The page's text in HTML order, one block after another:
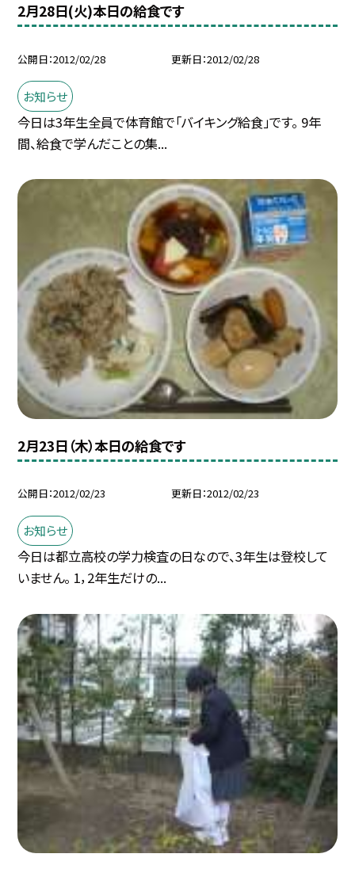
2月28日(火)本日の給食です
公開日 2012/02/28 更新日 2012/02/28
お知らせ
今日は3年生全員で体育館で「バイキング給食」です。 9年
間、給食で学んだことの集...
2月23日（木）本日の給食です
公開日 2012/02/23 更新日 2012/02/23
お知らせ
今日は都立高校の学力検査の日なので、3年生は登校して
いません。 1，2年生だけの...